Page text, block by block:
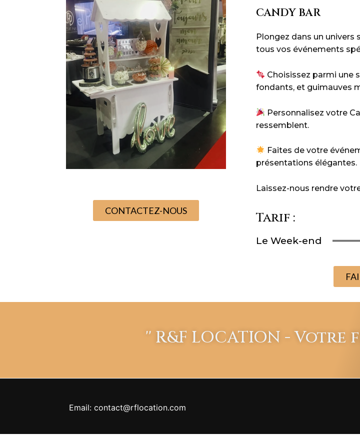
CONTACTEZ-NOUS
CANDY BAR
Plongez dans un univers
tous vos événements
Choisissez parmi une
fondants, et guimauves
Personnalisez votre
ressemblent.
Faites de votre
présentations élégantes.
Laissez-nous rendre
Tarif :
Le Week-end
'' R&F LOCATION -
Email: contact@rflocation.com